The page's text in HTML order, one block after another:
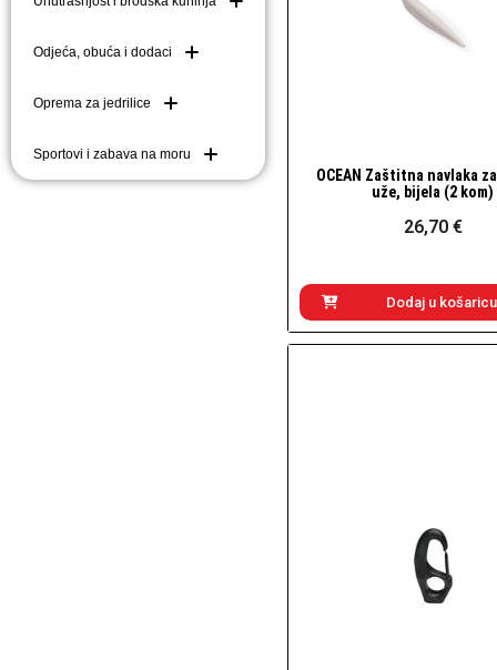
Odjeća, obuća i dodaci
Oprema za jedrilice
Sportovi i zabava na moru
Brzi pogled
OCEAN Zaštitna navlaka
uže, bijela (2 kom)
26,70 €
Dodaj u košaricu